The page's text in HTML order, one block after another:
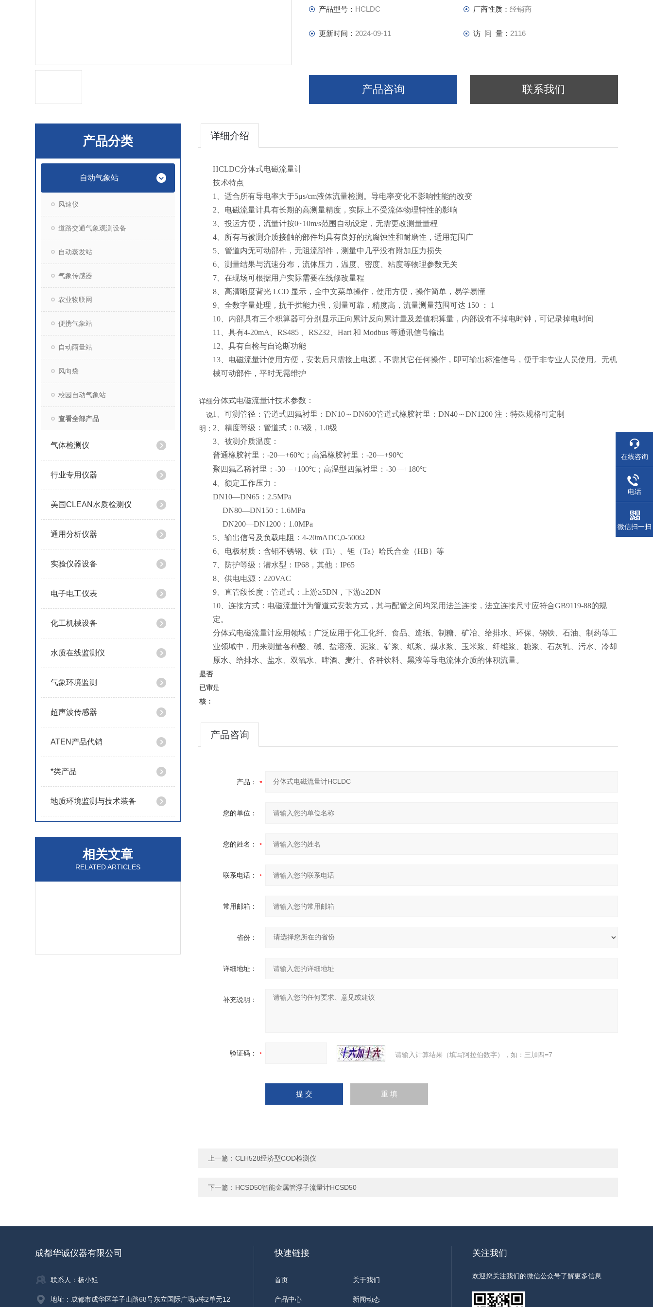
产品型号： HCLDC 厂商性质： 经销商
更新时间： 2024-09-11 访 问 量： 2116
产品咨询 联系我们
产品分类
自动气象站
风速仪
道路交通气象观测设备
自动蒸发站
气象传感器
农业物联网
便携气象站
自动雨量站
风向袋
校园自动气象站
查看全部产品
气体检测仪
行业专用仪器
美国CLEAN水质检测仪
通用分析仪器
实验仪器设备
电子电工仪表
化工机械设备
水质在线监测仪
气象环境监测
超声波传感器
ATEN产品代销
*类产品
地质环境监测与技术装备
相关文章
RELATED ARTICLES
详细介绍
详细
说
明：
HCLDC分体式电磁流量计
技术特点
1
、适合所有导电率大于5μs/cm液体流量检测。导电率变化不影响性能的改变
2 、电磁流量计具有长期的高测量精度，实际上不受流体物理特性的影响
3 、投运方便，流量计按0~10m/s范围自动设定，无需更改测量量程
4 、所有与被测介质接触的部件均具有良好的抗腐蚀性和耐磨性，适用范围广
5 、管道内无可动部件，无阻流部件，测量中几乎没有附加压力损失
6 、测量结果与流速分布，流体压力，温度、密度、粘度等物理参数无关
7 、在现场可根据用户实际需要在线修改量程
8 、高清晰度背光 LCD 显示，全中文菜单操作，使用方便，操作简单，易学易懂
9 、全数字量处理，抗干扰能力强，测量可靠，精度高，流量测量范围可达 150 ：
1
10 、内部具有三个积算器可分别显示正向累计反向累计量及差值积算量，内部设有不掉电时钟，可记录掉电时间
11
、具有4-20mA RS485 RS232 Hart 和 Modbus 等通讯信号输出
12 、具有自检与自论断功能
13 、电磁流量计使用方便，安装后只需接上电源，不需其它任何操作，即可输出标准信号，便于非专业人员使用。无机
械可动部件，平时无需维护
分体式电磁流量计技术参数：
1
、可测管径：管道式四氟衬里： DN10～DN600管道式橡胶衬里： DN40～DN1200 注：特殊规格可定制
2 、精度等级：管道式： 0.5级， 1.0级
3 、被测介质温度：
普通橡胶衬里： -20—+60℃ ；高温橡胶衬里： -20—+90℃
聚四氟乙稀衬里： -30—+100℃ ；高温型四氟衬里： -30—+180℃
4 、额定工作压力：
DN10—DN65 ： 2.5MPa
DN80—DN150 ： 1.6MPa
DN200—DN1200 ： 1.0MPa
5 、输出信号及负载电阻： 4-20mADC,0-500Ω
6 、电极材质：含钼不锈钢、钛（Ti）、钽（Ta）哈氏合金（HB）等
7 、防护等级：潜水型： IP68 ，其他： IP65
8 、供电电源： 220VAC
9 、直管段长度：管道式：上游≥5DN ，下游≥2DN
10 、连接方式：电磁流量计为管道式安装方式，其与配管之间均采用法兰连接，法立连接尺寸应符合GB9119-88的规
定。
分体式电磁流量计应用领域：广泛应用于化工化纤、食品、造纸、制糖、矿冶、给排水、环保、钢铁、石油、制药等工
业领域中，用来测量各种酸、碱、盐溶液、泥浆、矿浆、纸浆、煤水浆、玉米浆、纤维浆、糖浆、石灰乳、污水、冷却
原水、给排水、盐水、双氧水、啤酒、麦汁、各种饮料、黑液等导电流体介质的体积流量。
是否
已审
核：
是
产品咨询
产品：
您的单位：
您的姓名：
联系电话：
常用邮箱：
省份：
详细地址：
补充说明：
验证码： 请输入计算结果（填写阿拉伯数字），如：三加四=7
上一篇： CLH528经济型COD检测仪
下一篇： HCSD50智能金属管浮子流量计HCSD50
成都华诚仪器有限公司
联系人：杨小姐
地址：成都市成华区羊子山路68号东立国际广场5栋2单元12
快速链接
首页 关于我们
产品中心 新闻动态
关注我们
欢迎您关注我们的微信公众号了解更多信息
在线咨询
电话
微信扫一扫